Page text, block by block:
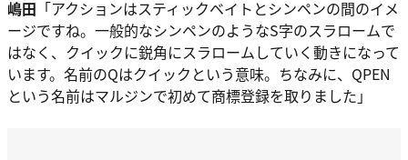
嶋田 「アクションはスティックベイトとシンペンの間のイメ
ージですね。一般的なシンペンのようなS字のスラロームで
はなく、クイックに鋭角にスラロームしていく動きになって
います。名前のQはクイックという意味。ちなみに、QPEN
という名前はマルジンで初めて商標登録を取りました」